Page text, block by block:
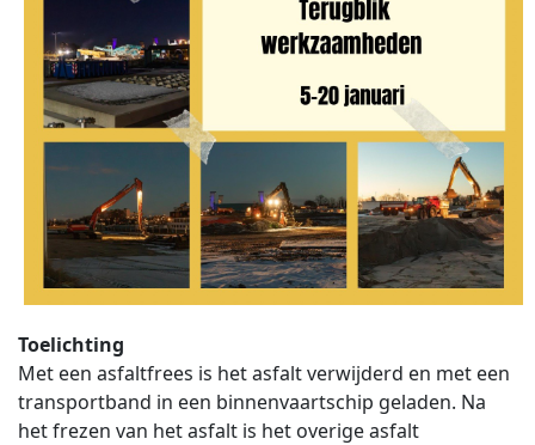
Toelichting
Met een asfaltfrees is het asfalt verwijderd en met een
transportband in een binnenvaartschip geladen. Na
het frezen van het asfalt is het overige asfalt